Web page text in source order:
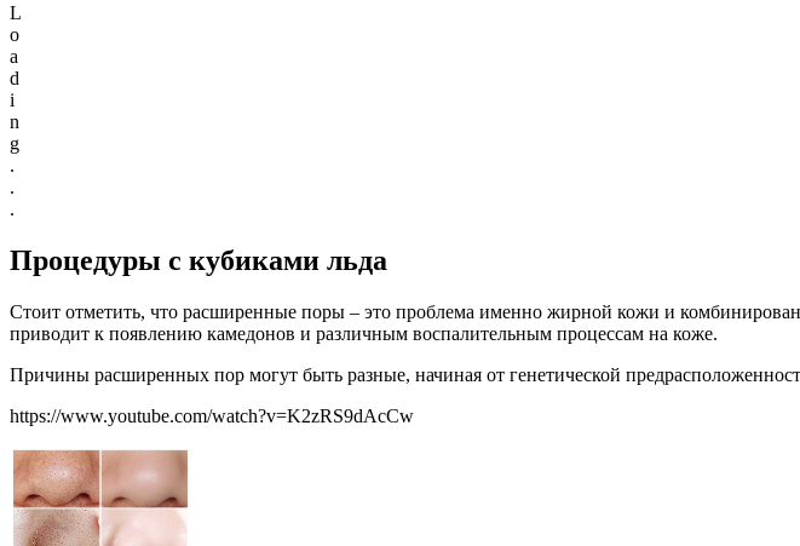
L
o
a
d
i
n
g
.
.
.
Процедуры с кубиками льда
Стоит отметить, что расширенные поры – это проблема именно жирной кожи и
приводит к появлению камедонов и различным воспалительным процессам на коже.
Причины расширенных пор могут быть разные, начиная от генетической
https://www.youtube.com/watch?v=K2zRS9dAcCw